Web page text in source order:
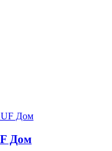
Дом